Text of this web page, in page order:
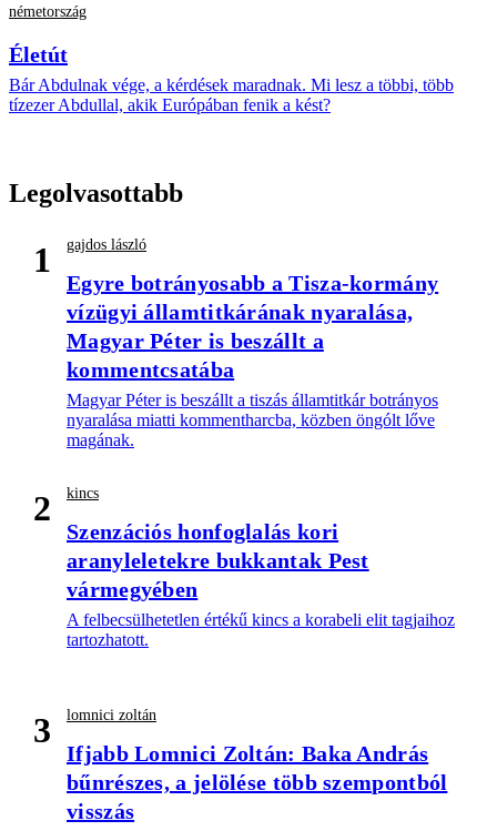
németország
Életút
Bár Abdulnak vége, a kérdések maradnak. Mi lesz a többi, több
tízezer Abdullal, akik Európában fenik a kést?
Legolvasottabb
1 gajdos lászló
Egyre botrányosabb a Tisza-kormány
vízügyi államtitkárának nyaralása,
Magyar Péter is beszállt a
kommentcsatába
Magyar Péter is beszállt a tiszás államtitkár botrányos
nyaralása miatti kommentharcba, közben öngólt lőve
magának.
2 kincs
Szenzációs honfoglalás kori
aranyleletekre bukkantak Pest
vármegyében
A felbecsülhetetlen értékű kincs a korabeli elit tagjaihoz
tartozhatott.
3 lomnici zoltán
Ifjabb Lomnici Zoltán: Baka András
bűnrészes, a jelölése több szempontból
visszás